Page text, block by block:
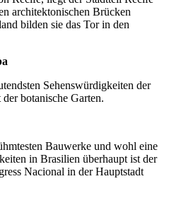
architektonischen Brücken
bilden sie das Tor in den
Sehenswürdigkeiten der
botanische Garten.
Bauwerke und wohl eine
in Brasilien überhaupt ist der
Nacional in der Hauptstadt